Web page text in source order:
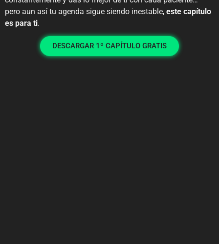
pero aun así tu agenda sigue siendo inestable, este capítulo
es para ti.
DESCARGAR 1º CAPÍTULO GRATIS